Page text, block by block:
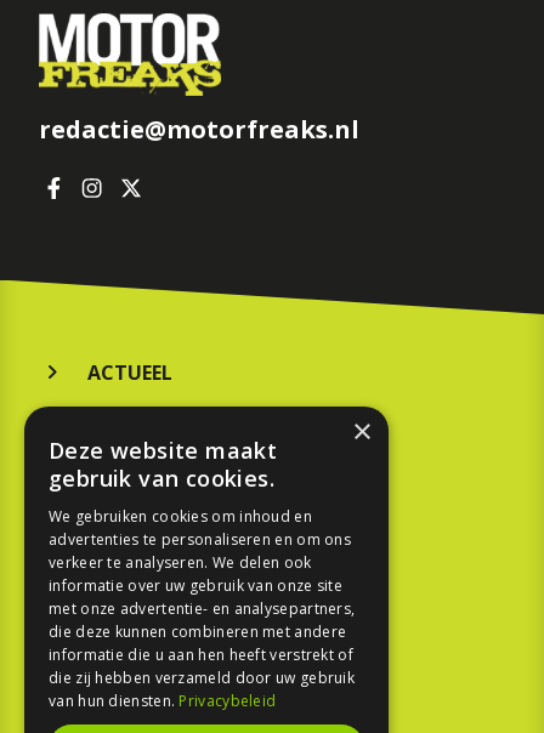
redactie@motorfreaks.nl
ACTUEEL
KOOPGIDS
TESTEN
SPORT
REPORTAGE
TOUREN
×
Deze website maakt
gebruik van cookies.
We gebruiken cookies om inhoud en
advertenties te personaliseren en om ons
verkeer te analyseren. We delen ook
informatie over uw gebruik van onze site
met onze advertentie- en analysepartners,
die deze kunnen combineren met andere
informatie die u aan hen heeft verstrekt of
die zij hebben verzameld door uw gebruik
van hun diensten. Privacybeleid